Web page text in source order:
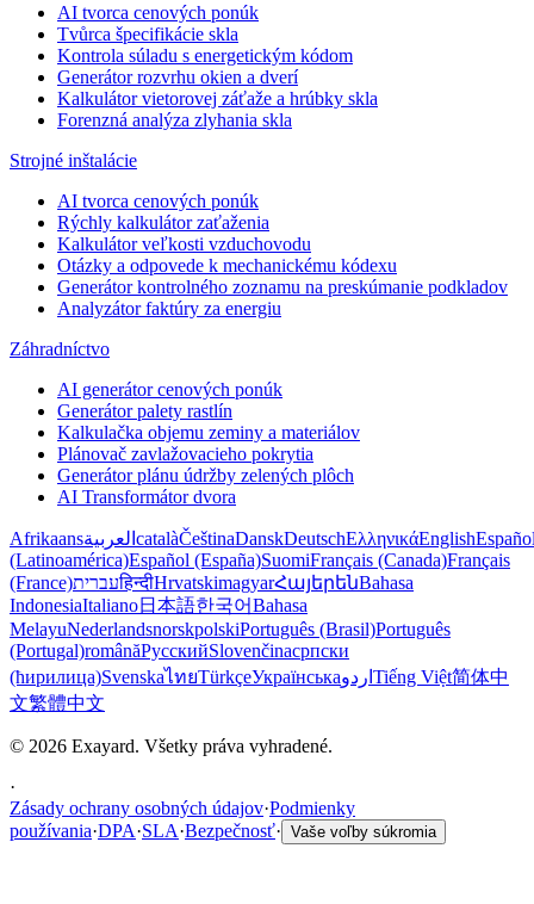
AI tvorca cenových ponúk
Tvůrca špecifikácie skla
Kontrola súladu s energetickým kódom
Generátor rozvrhu okien a dverí
Kalkulátor vietorovej záťaže a hrúbky skla
Forenzná analýza zlyhania skla
Strojné inštalácie
AI tvorca cenových ponúk
Rýchly kalkulátor zaťaženia
Kalkulátor veľkosti vzduchovodu
Otázky a odpovede k mechanickému kódexu
Generátor kontrolného zoznamu na preskúmanie podkladov
Analyzátor faktúry za energiu
Záhradníctvo
AI generátor cenových ponúk
Generátor palety rastlín
Kalkulačka objemu zeminy a materiálov
Plánovač zavlažovacieho pokrytia
Generátor plánu údržby zelených plôch
AI Transformátor dvora
Afrikaansالعربية catalàČeštinaDanskDeutschΕλληνικάEnglish
(Latinoamérica)Español (España)SuomiFrançais (Canada)Français
(France)עבריתहिन्दीHrvatskimagyarՀայերենBahasa
IndonesiaItaliano日本語한국어Bahasa
MelayuNederlandsnorskpolskiPortuguês (Brasil)Português
(Portugal)românăРусскийSlovenčinaсрпски
(ћирилица)SvenskaไทยTürkçeУкраїнськаاردو Tiếng Việt简体中
文繁體中文
© 2026 Exayard. Všetky práva vyhradené.
·
Zásady ochrany osobných údajov·Podmienky
používania·DPA·SLA·Bezpečnosť· Vaše voľby súkromia